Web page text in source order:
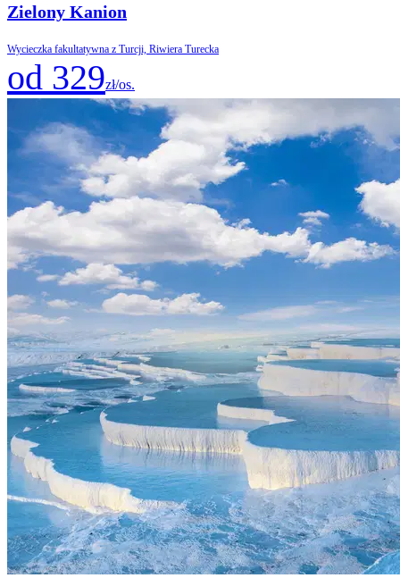
Zielony Kanion
Wycieczka fakultatywna z Turcji, Riwiera Turecka
od 329zł/os.